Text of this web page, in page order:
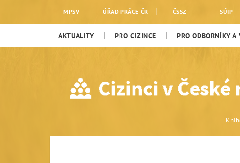
MPSV ÚŘAD PRÁCE ČR ČSSZ SÚIP
AKTUALITY PRO CIZINCE PRO ODBORNÍKY A